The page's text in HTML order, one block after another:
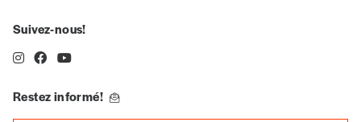
J’ai lu et j’accepte votre politique
de confidentialité
personnelles (RGPD)
Suivez-nous!
Restez informé!